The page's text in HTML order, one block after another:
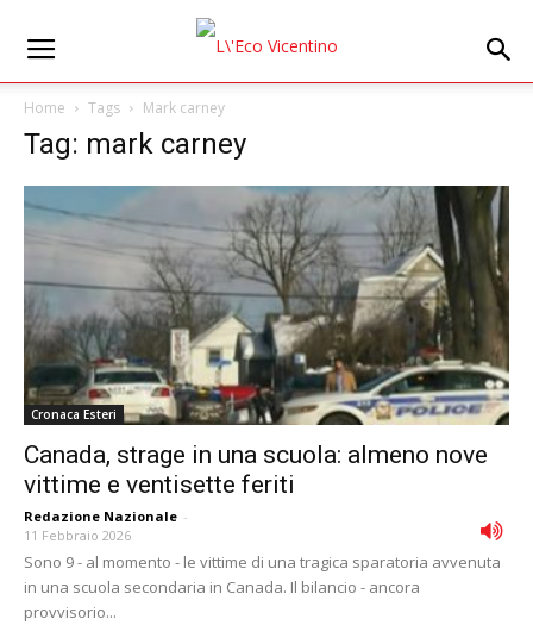
Home Tags Mark carney
Tag: mark carney
Cronaca Esteri
Canada, strage in una scuola: almeno nove
vittime e ventisette feriti
Redazione Nazionale -
11 Febbraio 2026
Sono 9 - al momento - le vittime di una tragica sparatoria avvenuta
in una scuola secondaria in Canada. Il bilancio - ancora
provvisorio...